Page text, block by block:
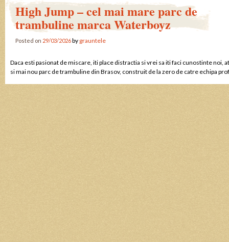
High Jump – cel mai mare parc de
trambuline marca Waterboyz
Posted on 29/03/2026by grauntele
Daca esti pasionat de miscare, iti place distractia si vrei sa iti faci cunostinte
si mai nou parc de trambuline din Brasov, construit de la zero de catre echipa